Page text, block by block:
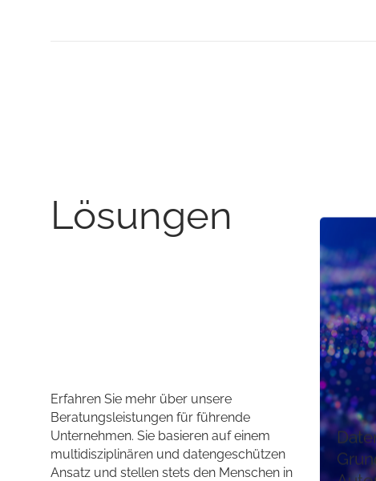
Lösungen
Erfahren Sie mehr über unsere
Beratungsleistungen für führende
Unternehmen. Sie basieren auf einem
multidisziplinären und datengeschützen
Ansatz und stellen stets den Menschen in